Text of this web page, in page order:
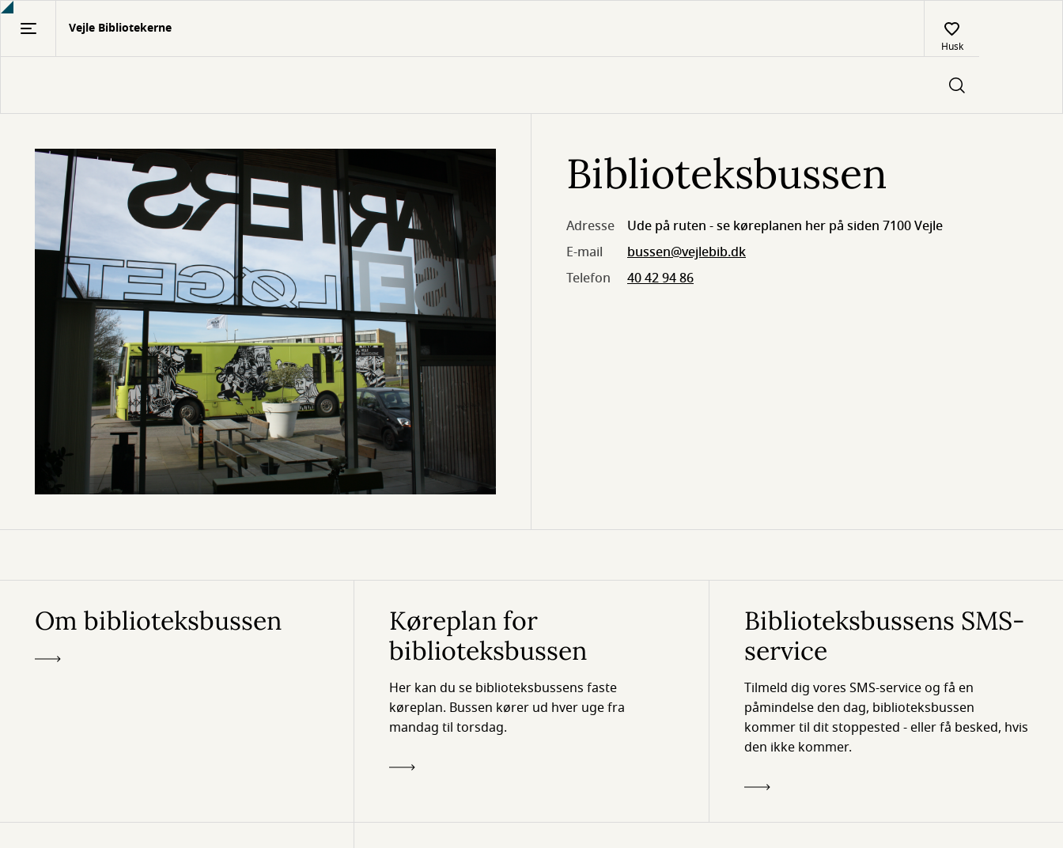
Gå
Vejle Bibliotekerne
Husk
Biblioteksbussen
Adresse
Ude på ruten - se køreplanen her på siden 7100 Vejle
E-mail
bussen@vejlebib.dk
Telefon
40 42 94 86
Om biblioteksbussen
Køreplan for
biblioteksbussen
Her kan du se biblioteksbussens faste
køreplan. Bussen kører ud hver uge fra
mandag til torsdag.
Biblioteksbussens SMS-
service
Tilmeld dig vores SMS-service og få en
påmindelse den dag, biblioteksbussen
kommer til dit stoppested - eller få besked, hvis
den ikke kommer.